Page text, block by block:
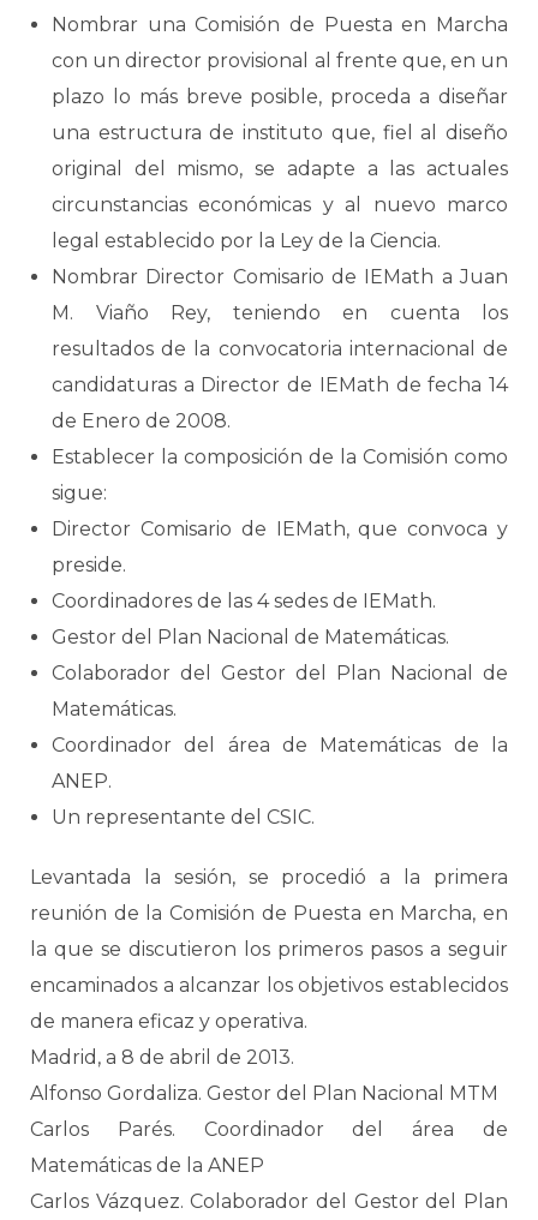
Nombrar una Comisión de Puesta en Marcha
con un director provisional al frente que, en un
plazo lo más breve posible, proceda a diseñar
una estructura de instituto que, fiel al diseño
original del mismo, se adapte a las actuales
circunstancias económicas y al nuevo marco
legal establecido por la Ley de la Ciencia.
Nombrar Director Comisario de IEMath a Juan
M. Viaño Rey, teniendo en cuenta los
resultados de la convocatoria internacional de
candidaturas a Director de IEMath de fecha 14
de Enero de 2008.
Establecer la composición de la Comisión como
sigue:
Director Comisario de IEMath, que convoca y
preside.
Coordinadores de las 4 sedes de IEMath.
Gestor del Plan Nacional de Matemáticas.
Colaborador del Gestor del Plan Nacional de
Matemáticas.
Coordinador del área de Matemáticas de la
ANEP.
Un representante del CSIC.
Levantada la sesión, se procedió a la primera
reunión de la Comisión de Puesta en Marcha, en
la que se discutieron los primeros pasos a seguir
encaminados a alcanzar los objetivos establecidos
de manera eficaz y operativa.
Madrid, a 8 de abril de 2013.
Alfonso Gordaliza. Gestor del Plan Nacional MTM
Carlos Parés. Coordinador del área de
Matemáticas de la ANEP
Carlos Vázquez. Colaborador del Gestor del Plan